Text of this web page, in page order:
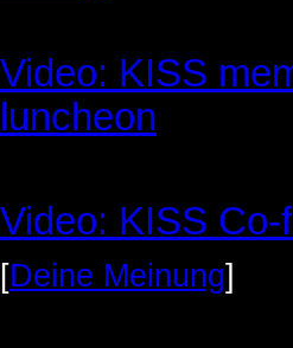
Video: KISS
luncheon
Video: KISS
[Deine Meinung]